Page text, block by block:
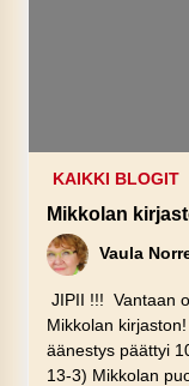
KAIKKI BLOGIT
Mikkolan
Vaula
JIPII !!! Vantaan
Mikkolan
äänestys päättyi
13-3) Mikkolan